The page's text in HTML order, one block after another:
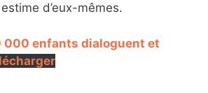
d’eux-mêmes.
000 enfants dialoguent et